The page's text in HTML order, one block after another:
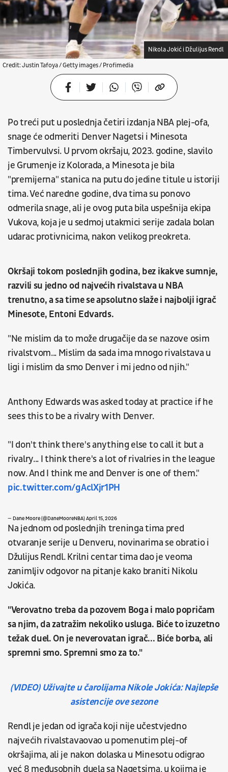
Credit: Justin Tafoya / Getty images / Profimedia
Nikola Jokić i Džulijus Rendl
Po treći put u poslednja četiri izdanja NBA plej-ofa,
snage će odmeriti Denver Nagetsi i Minesota
Timbervulvsi. U prvom okršaju, 2023. godine, slavilo
je Grumenje iz Kolorada, a Minesota je bila
"premijerna" stanica na putu do jedine titule u istoriji
tima. Već naredne godine, dva tima su ponovo
odmerila snage, ali je ovog puta bila uspešnija ekipa
Vukova, koja je u sedmoj utakmici serije zadala bolan
udarac protivnicima, nakon velikog preokreta.
Okršaji tokom poslednjih godina, bez ikakve sumnje,
razvili su jedno od najvećih rivalstava u NBA
trenutno, a sa time se apsolutno slaže i najbolji igrač
Minesote, Entoni Edvards.
"Ne mislim da to može drugačije da se nazove osim
rivalstvom... Mislim da sada ima mnogo rivalstava u
ligi i mislim da smo Denver i mi jedno od njih."
Anthony Edwards was asked today at practice if he
sees this to be a rivalry with Denver.
"I don't think there's anything else to call it but a
rivalry... I think there's a lot of rivalries in the league
now. And I think me and Denver is one of them."
pic.twitter.com/gAclXjr1PH
— Dane Moore (@DaneMooreNBA)April 15, 2026
Na jednom od poslednjih treninga tima pred
otvaranje serije u Denveru, novinarima se obratio i
Džulijus Rendl. Krilni centar tima dao je veoma
zanimljiv odgovor na pitanje kako braniti Nikolu
Jokića.
"Verovatno treba da pozovem Boga i malo popričam
sa njim, da zatražim nekoliko usluga. Biće to izuzetno
težak duel. On je neverovatan igrač... Biće borba, ali
spremni smo. Spremni smo za to."
(VIDEO) Uživajte u čarolijama Nikole Jokića: Najlepše
asistencije ove sezone
Rendl je jedan od igrača koji nije učestvjedno
najvećih rivalstavaovao u pomenutim plej-of
okršajima, ali je nakon dolaska u Minesotu odigrao
već 8 međusobnih duela sa Nagetsima, u kojima je